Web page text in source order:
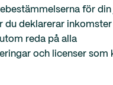
för
du deklarerar
reda på alla
och licenser som